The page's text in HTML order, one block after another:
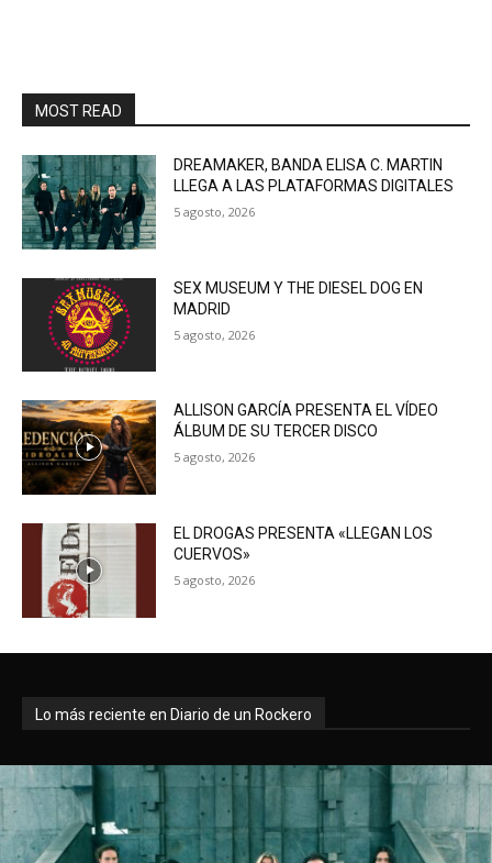
MOST READ
DREAMAKER, BANDA ELISA C. MARTIN
LLEGA A LAS PLATAFORMAS DIGITALES
5 agosto, 2026
SEX MUSEUM Y THE DIESEL DOG EN
MADRID
5 agosto, 2026
ALLISON GARCÍA PRESENTA EL VÍDEO
ÁLBUM DE SU TERCER DISCO
5 agosto, 2026
EL DROGAS PRESENTA «LLEGAN LOS
CUERVOS»
5 agosto, 2026
Lo más reciente en Diario de un Rockero